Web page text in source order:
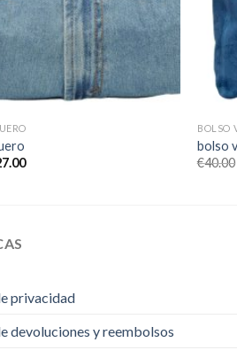
BOLSO
bolso
€40.00
privacidad
devoluciones y reembolsos